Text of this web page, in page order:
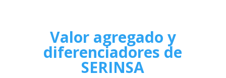
Valor agregado y
diferenciadores de
SERINSA